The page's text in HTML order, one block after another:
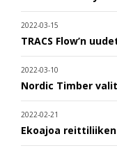
2022-03-15
TRACS Flow’n
2022-03-10
Nordic Timber
2022-02-21
Ekoajoa